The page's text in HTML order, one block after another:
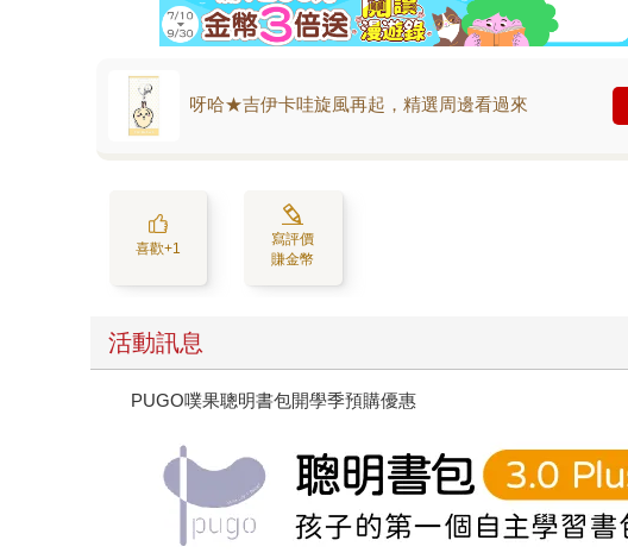
呀哈★吉伊卡哇旋風再起，精選周邊看過來
喜歡+1
寫評價
賺金幣
活動訊息
PUGO噗果聰明書包開學季預購優惠